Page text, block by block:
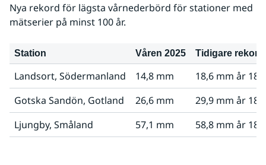
Nya rekord för lägsta vårnederbörd för stationer med
mätserier på minst 100 år.
Station Våren 2025 Tidigare rekord
Landsort, Södermanland 14,8 mm
18,6 mm år
Gotska Sandön, Gotland
26,6 mm
29,9 mm år
Ljungby, Småland
57,1 mm 58,8 mm år